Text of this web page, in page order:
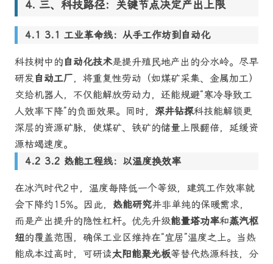
三、科技路径：关键节点决定产出上限
3.1 工业革命线：从手工作坊到自动化
科技树中的自动化技术是提升殖民地产出的分水岭。尽早
研发自动工厂，将重复性劳动（如煤矿采集、金属加工）
交给机器人，不仅能解放劳动力，还能规避“寒冷导致工
人效率下降”的负面效果。同时， 深井钻探科技能解锁更
深层的资源矿脉，使煤矿、铁矿的储量上限翻倍，延缓资
源枯竭速度。
3.2 热能工程线：以温度换效率
在冰汽时代2中，温度每降低一个等级，建筑工作效率就
会下降约15%。因此， 热能研究并非单纯的保暖需求，
而是产出提升的隐性杠杆。优先升级能量塔功率和蒸汽枢
纽的覆盖范围，确保工业区维持在“宜居”温度之上。当热
能成本过高时，可研读太阳能聚光板等替代热源科技，分